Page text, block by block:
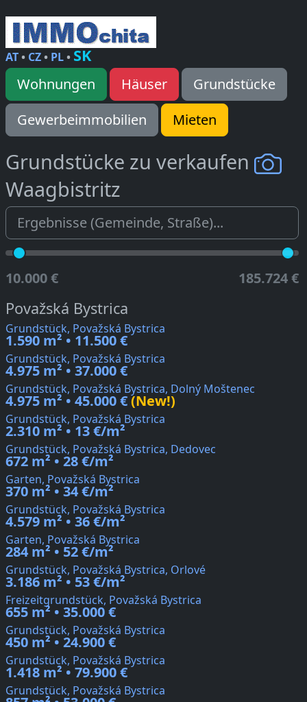
AT• CZ• PL• SK
Wohnungen Häuser
Grundstücke
Gewerbeimmobilien
Mieten
Grundstücke zu verkaufen
Waagbistritz
10.000 € 185.724 €
Považská Bystrica
Grundstück, Považská Bystrica
1.590 m² • 11.500 €
Grundstück, Považská Bystrica
4.975 m² • 37.000 €
Grundstück, Považská Bystrica, Dolný Moštenec
4.975 m² • 45.000 €(New!)
Grundstück, Považská Bystrica
2.310 m² • 13 €/m²
Grundstück, Považská Bystrica, Dedovec
672 m² • 28 €/m²
Garten, Považská Bystrica
370 m² • 34 €/m²
Grundstück, Považská Bystrica
4.579 m² • 36 €/m²
Garten, Považská Bystrica
284 m² • 52 €/m²
Grundstück, Považská Bystrica, Orlové
3.186 m² • 53 €/m²
Freizeitgrundstück, Považská Bystrica
655 m² • 35.000 €
Grundstück, Považská Bystrica
450 m² • 24.900 €
Grundstück, Považská Bystrica
1.418 m² • 79.900 €
Grundstück, Považská Bystrica